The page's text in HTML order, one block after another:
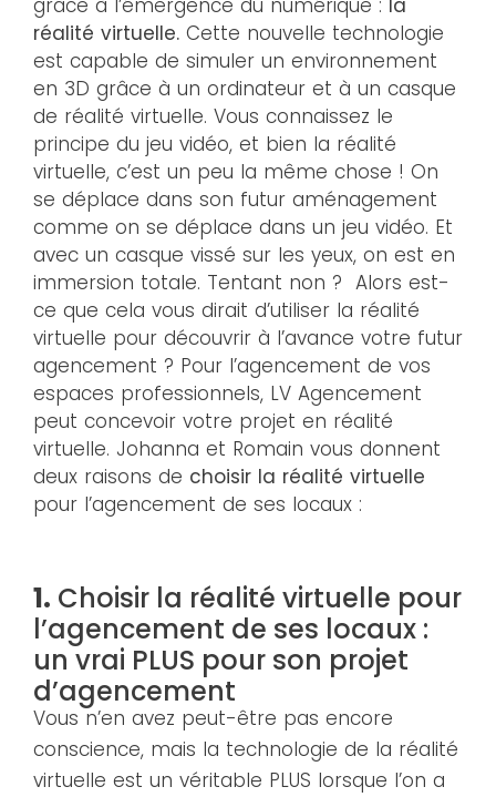
grâce à l’émergence du numérique : la
réalité virtuelle. Cette nouvelle technologie
est capable de simuler un environnement
en 3D grâce à un ordinateur et à un casque
de réalité virtuelle. Vous connaissez le
principe du jeu vidéo, et bien la réalité
virtuelle, c’est un peu la même chose ! On
se déplace dans son futur aménagement
comme on se déplace dans un jeu vidéo. Et
avec un casque vissé sur les yeux, on est en
immersion totale. Tentant non ? Alors est-
ce que cela vous dirait d’utiliser la réalité
virtuelle pour découvrir à l’avance votre futur
agencement ? Pour l’agencement de vos
espaces professionnels, LV Agencement
peut concevoir votre projet en réalité
virtuelle. Johanna et Romain vous donnent
deux raisons de choisir la réalité virtuelle
pour l’agencement de ses locaux :
1. Choisir la réalité virtuelle pour
l’agencement de ses locaux :
un vrai PLUS pour son projet
d’agencement
Vous n’en avez peut-être pas encore
conscience, mais la technologie de la réalité
virtuelle est un véritable PLUS lorsque l’on a